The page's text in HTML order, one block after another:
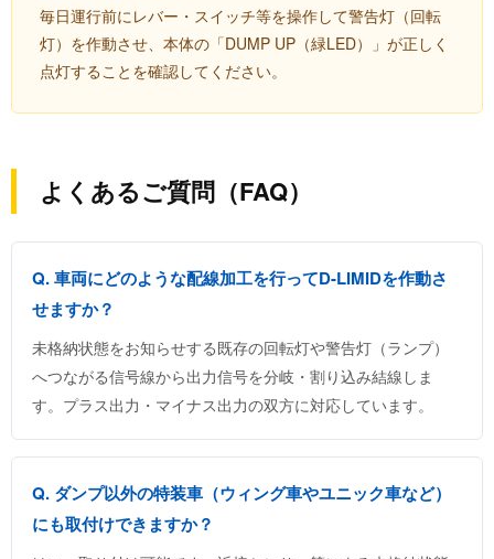
毎日運行前にレバー・スイッチ等を操作して警告灯（回転
灯）を作動させ、本体の「DUMP UP（緑LED）」が正しく
点灯することを確認してください。
よくあるご質問（FAQ）
Q. 車両にどのような配線加工を行ってD-LIMIDを作動さ
せますか？
未格納状態をお知らせする既存の回転灯や警告灯（ランプ）
へつながる信号線から出力信号を分岐・割り込み結線しま
す。プラス出力・マイナス出力の双方に対応しています。
Q. ダンプ以外の特装車（ウィング車やユニック車など）
にも取付けできますか？